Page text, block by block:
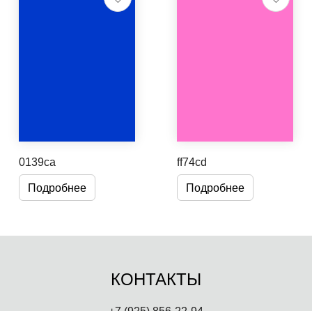
0139ca
Подробнее
ff74cd
Подробнее
КОНТАКТЫ